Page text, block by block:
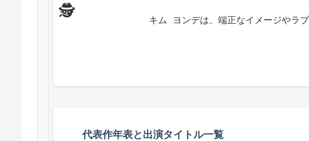
🕵️
キム ヨンデは、端正なイメージやラブ
代表作年表と出演タイトル一覧